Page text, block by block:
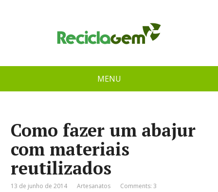
MENU
Como fazer um abajur
com materiais
reutilizados
13 de junho de 2014 Artesanatos Comments: 3